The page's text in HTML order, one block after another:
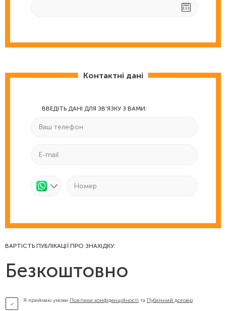
Контактні дані
ВВЕДІТЬ ДАНІ ДЛЯ ЗВ'ЯЗКУ З ВАМИ:
ВАРТІСТЬ ПУБЛІКАЦІЇ ПРО ЗНАХІДКУ:
Безкоштовно
Я приймаю умови Політики конфіденційності та Публічний договір